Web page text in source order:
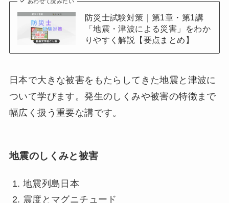
防災士試験対策｜第1章・第1講
「地震・津波による災害」をわか
りやすく解説【要点まとめ】
日本で大きな被害をもたらしてきた地震と津波に
ついて学びます。発生のしくみや被害の特徴まで
幅広く扱う重要な講です。
地震のしくみと被害
地震列島日本
震度とマグニチュード